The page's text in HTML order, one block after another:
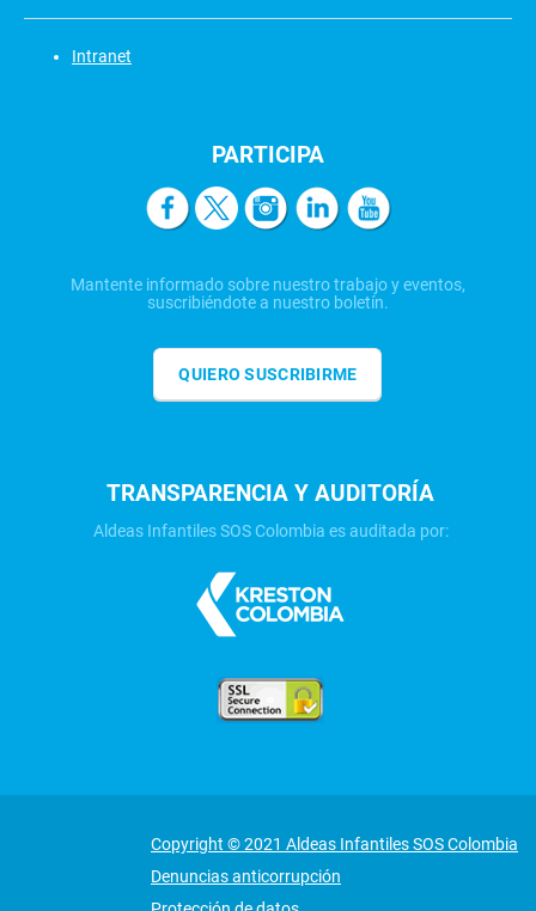
Intranet
PARTICIPA
Mantente informado sobre nuestro trabajo y eventos,
suscribiéndote a nuestro boletín.
QUIERO SUSCRIBIRME
TRANSPARENCIA Y AUDITORÍA
Aldeas Infantiles SOS Colombia es auditada por:
Copyright © 2021 Aldeas Infantiles SOS Colombia
Denuncias anticorrupción